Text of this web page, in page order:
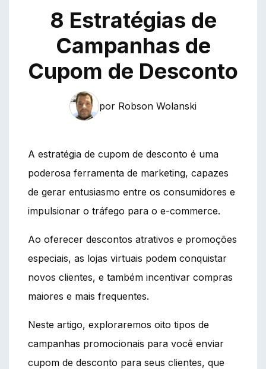
8 Estratégias de
Campanhas de
Cupom de Desconto
por Robson Wolanski
A estratégia de cupom de desconto é uma
poderosa ferramenta de marketing, capazes
de gerar entusiasmo entre os consumidores e
impulsionar o tráfego para o e-commerce.
Ao oferecer descontos atrativos e promoções
especiais, as lojas virtuais podem conquistar
novos clientes, e também incentivar compras
maiores e mais frequentes.
Neste artigo, exploraremos oito tipos de
campanhas promocionais para você enviar
cupom de desconto para seus clientes, que